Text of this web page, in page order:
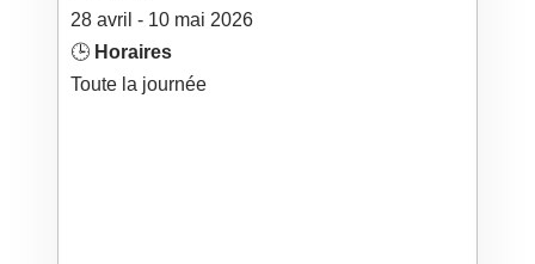
28 avril - 10 mai 2026
🕒 Horaires
Toute la journée